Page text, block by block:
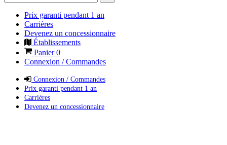
Prix garanti pendant 1 an
Carrières
Devenez un concessionnaire
Établissements
Panier0
Connexion / Commandes
Connexion / Commandes
Prix garanti pendant 1 an
Carrières
Devenez un concessionnaire